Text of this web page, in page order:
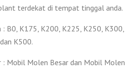
terdekat di tempat tinggal anda.
B0, K175, K200, K225, K250, K300,
K500.
: Mobil Molen Besar dan Mobil Molen